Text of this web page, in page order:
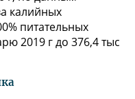
калийных
питательных
2019 г до 376,4 тыс